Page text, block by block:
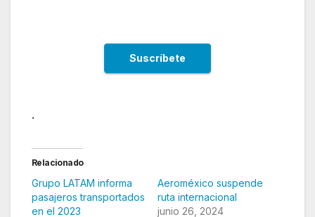
.
Relacionado
Grupo LATAM informa
pasajeros transportados
en el 2023
Aeroméxico suspende
ruta internacional
junio 26, 2024